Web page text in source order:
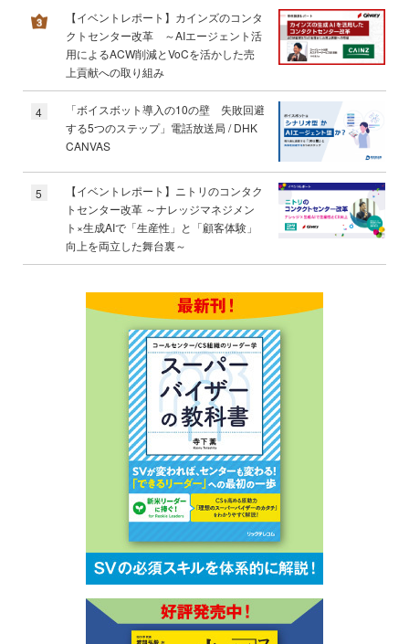
【イベントレポート】カインズのコンタ
クトセンター改革 ～AIエージェント活
用によるACW削減とVoCを活かした売
上貢献への取り組み
4
「ボイスボット導入の10の壁 失敗回避
する5つのステップ」電話放送局 / DHK
CANVAS
5
【イベントレポート】ニトリのコンタク
トセンター改革 ～ナレッジマネジメン
ト×生成AIで「生産性」と「顧客体験」
向上を両立した舞台裏～